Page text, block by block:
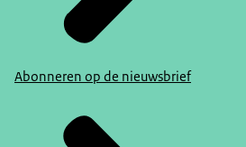
Abonneren op de nieuwsbrief